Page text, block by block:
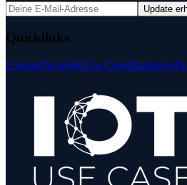
Update
Quicklinks
LösungsbeispieleUse CasesBausteine